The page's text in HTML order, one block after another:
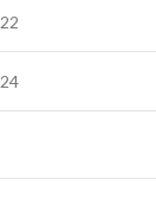
22
24